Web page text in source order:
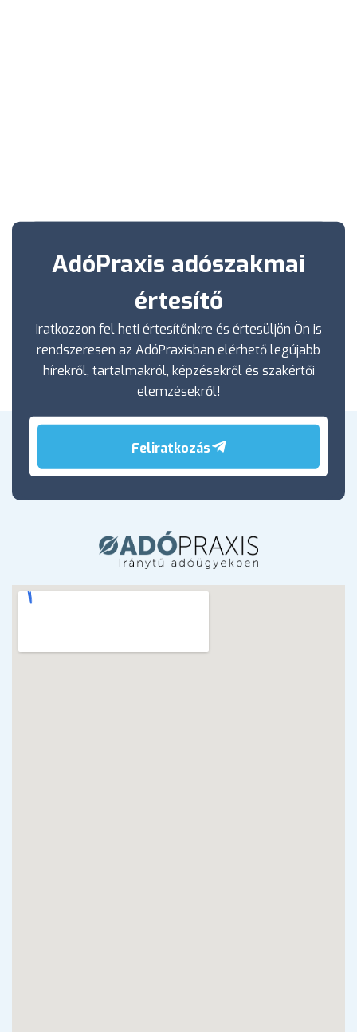
AdóPraxis adószakmai
értesítő
Iratkozzon fel heti értesítőnkre és értesüljön Ön is
rendszeresen az AdóPraxisban elérhető legújabb
hírekről, tartalmakról, képzésekről és szakértői
elemzésekről!
Feliratkozás